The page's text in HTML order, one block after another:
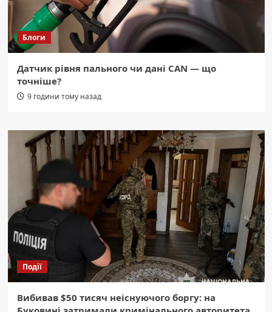
Блоги
Датчик рівня пального чи дані CAN — що
точніше?
9 години тому назад
Події
Вибивав $50 тисяч неіснуючого боргу: на